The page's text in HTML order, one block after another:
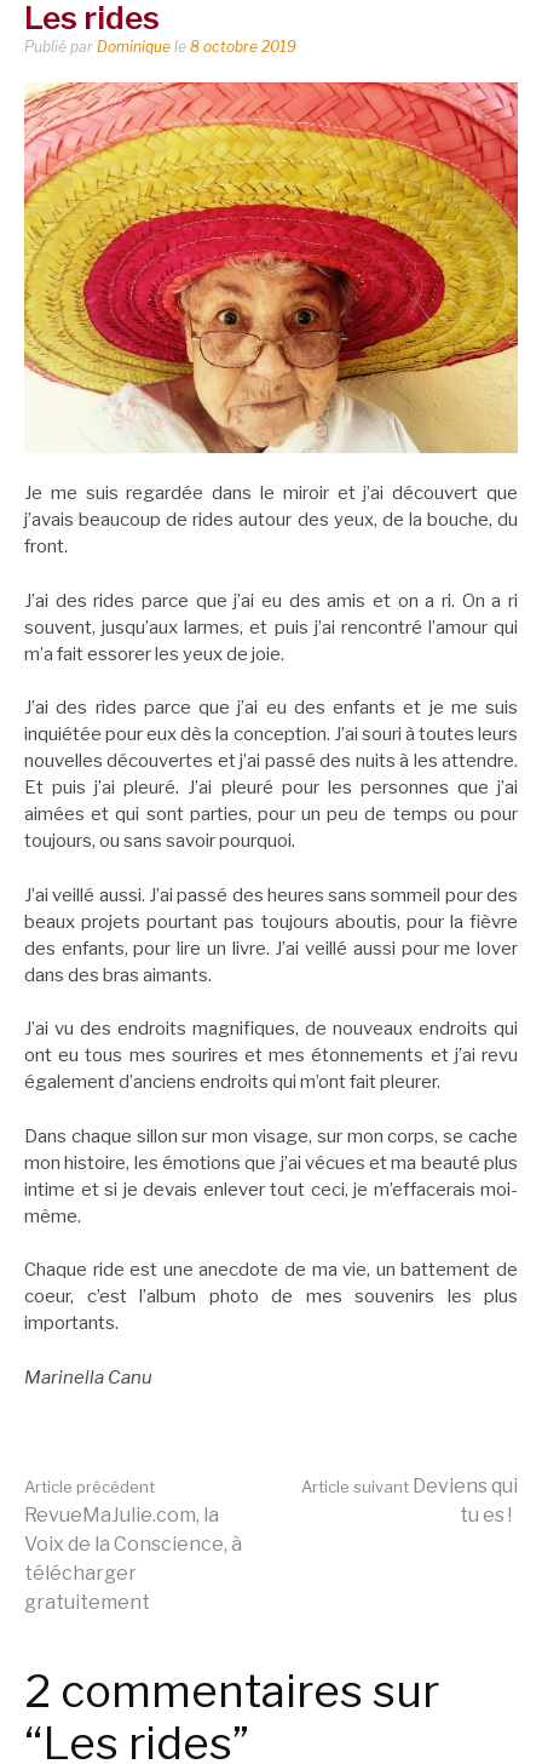
Les rides
Publié par Dominique le 8 octobre 2019
Je me suis regardée dans le miroir et j’ai découvert que
j’avais beaucoup de rides autour des yeux, de la bouche, du
front.
J’ai des rides parce que j’ai eu des amis et on a ri. On a ri
souvent, jusqu’aux larmes, et puis j’ai rencontré l’amour qui
m’a fait essorer les yeux de joie.
J’ai des rides parce que j’ai eu des enfants et je me suis
inquiétée pour eux dès la conception. J’ai souri à toutes leurs
nouvelles découvertes et j’ai passé des nuits à les attendre.
Et puis j’ai pleuré. J’ai pleuré pour les personnes que j’ai
aimées et qui sont parties, pour un peu de temps ou pour
toujours, ou sans savoir pourquoi.
J’ai veillé aussi. J’ai passé des heures sans sommeil pour des
beaux projets pourtant pas toujours aboutis, pour la fièvre
des enfants, pour lire un livre. J’ai veillé aussi pour me lover
dans des bras aimants.
J’ai vu des endroits magnifiques, de nouveaux endroits qui
ont eu tous mes sourires et mes étonnements et j’ai revu
également d’anciens endroits qui m’ont fait pleurer.
Dans chaque sillon sur mon visage, sur mon corps, se cache
mon histoire, les émotions que j’ai vécues et ma beauté plus
intime et si je devais enlever tout ceci, je m’effacerais moi-
même.
Chaque ride est une anecdote de ma vie, un battement de
coeur, c’est l’album photo de mes souvenirs les plus
importants.
Marinella Canu
Lire
la
suite
Article précédent
RevueMaJulie.com, la
Voix de la Conscience, à
télécharger
gratuitement
Article suivant Deviens qui
tu es !
2 commentaires sur
“Les rides”